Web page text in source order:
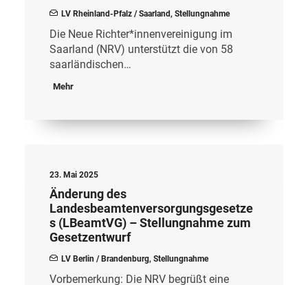
LV Rheinland-Pfalz / Saarland, Stellungnahme
Die Neue Richter*innenvereinigung im
Saarland (NRV) unterstützt die von 58
saarländischen…
Mehr
23. Mai 2025
Änderung des
Landesbeamtenversorgungsgesetze
s (LBeamtVG) – Stellungnahme zum
Gesetzentwurf
LV Berlin / Brandenburg, Stellungnahme
Vorbemerkung: Die NRV begrüßt eine